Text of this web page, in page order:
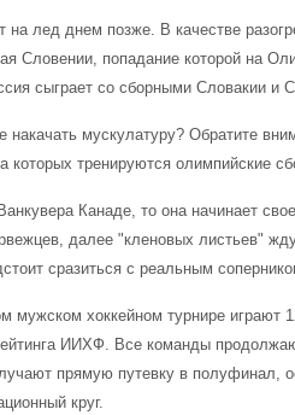
на лед днем позже. В качестве
Словении, попадание которой на
сыграет со сборными Словакии и
мускулатуру? Обратите
которых тренируются олимпийские
Канаде, то она начинает
далее "кленовых листьев"
сразиться с реальным
мужском хоккейном турнире играют
ИИХФ. Все команды
прямую путевку в полуфинал,
круг.